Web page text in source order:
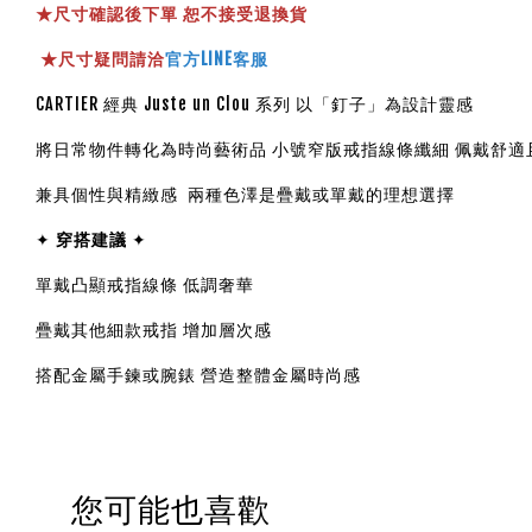
★尺寸確認後下單 恕不接受退換貨
★尺寸疑問請洽官方LINE客服
CARTIER 經典 Juste un Clou 系列 以「釘子」為設計靈感
將日常物件轉化為時尚藝術品 小號窄版戒指線條纖細 佩戴舒適
兼具個性與精緻感 兩種色澤是疊戴或單戴的理想選擇
✦ 穿搭建議 ✦
單戴凸顯戒指線條 低調奢華
疊戴其他細款戒指 增加層次感
搭配金屬手鍊或腕錶 營造整體金屬時尚感
您可能也喜歡